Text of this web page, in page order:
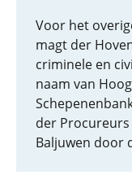
Voor het
magt der
criminele en
naam van
der
Baljuwen door